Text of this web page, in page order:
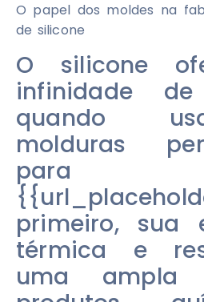
O papel dos moldes na
de silicone
O silicone
infinidade de
quando
molduras
para
primeiro, sua
térmica e
uma ampla